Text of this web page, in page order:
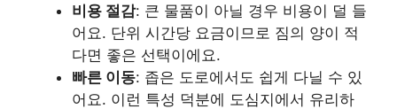
비용 절감: 큰 물품이 아닐 경우 비용이 덜 들
어요. 단위 시간당 요금이므로 짐의 양이 적
다면 좋은 선택이에요.
빠른 이동: 좁은 도로에서도 쉽게 다닐 수 있
어요. 이런 특성 덕분에 도심지에서 유리하